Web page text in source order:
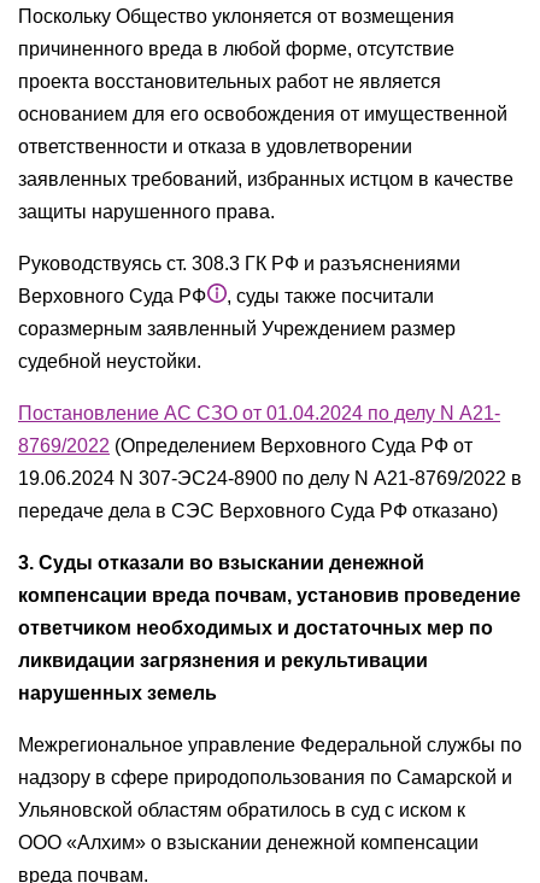
Поскольку Общество уклоняется от возмещения
причиненного вреда в любой форме, отсутствие
проекта восстановительных работ не является
основанием для его освобождения от имущественной
ответственности и отказа в удовлетворении
заявленных требований, избранных истцом в качестве
защиты нарушенного права.
Руководствуясь ст. 308.3 ГК РФ и разъяснениями
Верховного Суда РФ
, суды также посчитали
соразмерным заявленный Учреждением размер
судебной неустойки.
Постановление АС СЗО от 01.04.2024 по делу N А21-
8769/2022 (Определением Верховного Суда РФ от
19.06.2024 N 307-ЭС24-8900 по делу N А21-8769/2022 в
передаче дела в СЭС Верховного Суда РФ отказано)
3. Суды отказали во взыскании денежной
компенсации вреда почвам, установив проведение
ответчиком необходимых и достаточных мер по
ликвидации загрязнения и рекультивации
нарушенных земель
Межрегиональное управление Федеральной службы по
надзору в сфере природопользования по Самарской и
Ульяновской областям обратилось в суд с иском к
ООО «Алхим» о взыскании денежной компенсации
вреда почвам.